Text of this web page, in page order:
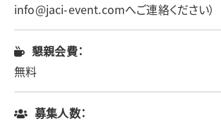
info@jaci-event.comへご連絡ください）
懇親会費：
無料
募集人数：